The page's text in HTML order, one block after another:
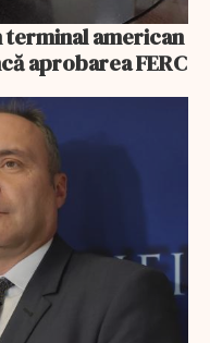
terminal american
aprobarea FERC